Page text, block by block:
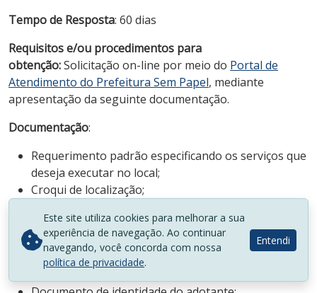
Tempo de Resposta: 60 dias
Requisitos e/ou procedimentos para
obtenção:Solicitação on-line por meio do Portal de
Atendimento do Prefeitura Sem Papel, mediante
apresentação da seguinte documentação.
Documentação:
Requerimento padrão especificando os serviços que
deseja executar no local;
Croqui de localização;
I- Adoção com Termo de Cooperação Simplificado
Se pessoa física:
Este site utiliza cookies para melhorar a sua
experiência de navegação. Ao continuar
navegando, você concorda com nossa
política de privacidade.
Entendi